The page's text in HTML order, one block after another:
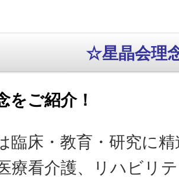
☆星晶会理
をご紹介！
臨床・教育・研究に
療看介護、リハビリ